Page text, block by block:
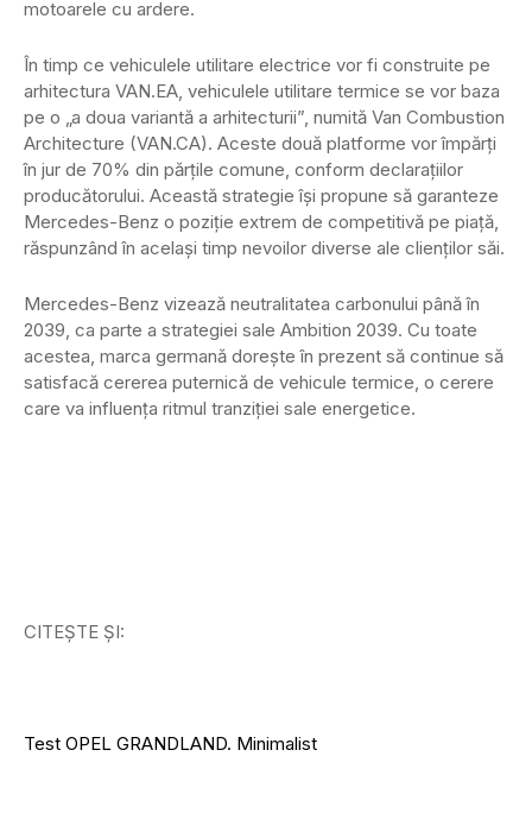
motoarele cu ardere.
În timp ce vehiculele utilitare electrice vor fi construite pe
arhitectura VAN.EA, vehiculele utilitare termice se vor baza
pe o „a doua variantă a arhitecturii”, numită Van Combustion
Architecture (VAN.CA). Aceste două platforme vor împărți
în jur de 70% din părțile comune, conform declarațiilor
producătorului. Această strategie își propune să garanteze
Mercedes-Benz o poziție extrem de competitivă pe piață,
răspunzând în același timp nevoilor diverse ale clienților săi.
Mercedes-Benz vizează neutralitatea carbonului până în
2039, ca parte a strategiei sale Ambition 2039. Cu toate
acestea, marca germană dorește în prezent să continue să
satisfacă cererea puternică de vehicule termice, o cerere
care va influența ritmul tranziției sale energetice.
CITEȘTE ȘI:
Test OPEL GRANDLAND. Minimalist